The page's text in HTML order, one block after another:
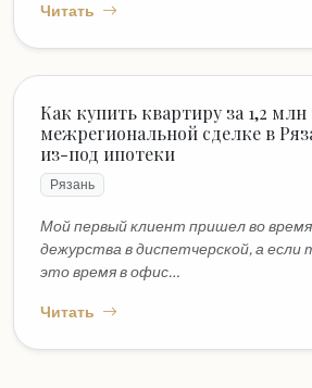
Читать
Как купить квартиру за 1,2 млн
межрегиональной сделке в
из-под ипотеки
Рязань
Мой первый клиент пришел во
дежурства в диспетчерской, а если
это время в офис…
Читать